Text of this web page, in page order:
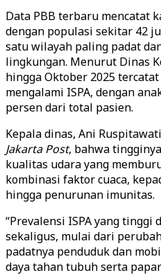
Data PBB terbaru mencatat
dengan populasi sekitar 42
satu wilayah paling padat
lingkungan. Menurut Dinas
hingga Oktober 2025
mengalami ISPA, dengan
persen dari total pasien.
Kepala dinas, Ani
Jakarta Post, bahwa
kualitas udara yang
kombinasi faktor cuaca,
hingga penurunan imunitas.
“Prevalensi ISPA yang
sekaligus, mulai dari
padatnya penduduk dan
daya tahan tubuh serta